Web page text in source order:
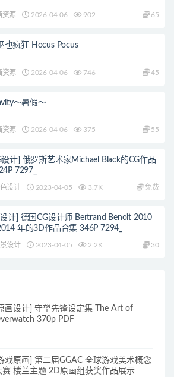
资源 2026-04-06 902 65
也疯狂 Hocus Pocus
资源 2026-04-06 746 45
～暑假～
资源 2026-04-06 375 55
设计] 俄罗斯艺术家Michael Black的CG作品
7297_
设计 2023-04-05 3.7K 免费
设计] 德国CG设计师 Bertrand Benoit 2010
至2014 年的3D作品合集 346P 7294_
设计 2023-04-05 2.2K 30
画设计] 守望先锋设定集 The Art of
370p PDF
戏原画] 第二届GGAC 全球游戏美术概念
赛 楼兰主题 2D原画组获奖作品展示